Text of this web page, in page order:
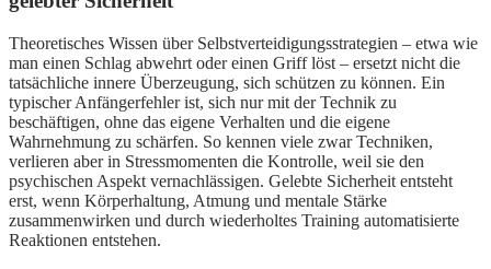
Theoretisches Wissen über Selbstverteidigungsstrategien – etwa wie
man einen Schlag abwehrt oder einen Griff löst – ersetzt nicht die
tatsächliche innere Überzeugung, sich schützen zu können. Ein
typischer Anfängerfehler ist, sich nur mit der Technik zu
beschäftigen, ohne das eigene Verhalten und die eigene
Wahrnehmung zu schärfen. So kennen viele zwar Techniken,
verlieren aber in Stressmomenten die Kontrolle, weil sie den
psychischen Aspekt vernachlässigen. Gelebte Sicherheit entsteht
erst, wenn Körperhaltung, Atmung und mentale Stärke
zusammenwirken und durch wiederholtes Training automatisierte
Reaktionen entstehen.